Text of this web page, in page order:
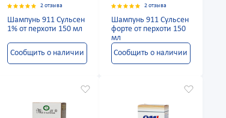
2 отзыва
Шампунь 911 Сульсен
1% от перхоти 150 мл
Сообщить о наличии
2 отзыва
Шампунь 911 Сульсен
форте от перхоти 150
мл
Сообщить о наличии